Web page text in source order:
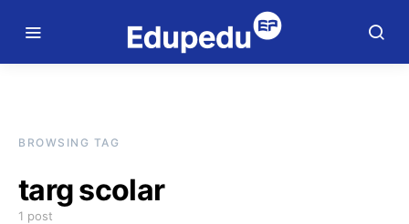
BROWSING TAG
targ scolar
1 post